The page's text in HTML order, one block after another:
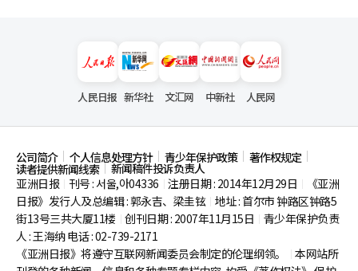
人民日报 新华社 文汇网 中新社 人民网
公司简介 个人信息处理方针 青少年保护政策 著作权规定
读者提供新闻线索
新闻稿件投诉负责人
亚洲日报
刊号 : 서울,아04336 注册日期 : 2014年12月29日
《亚洲
日报》发行人及总编辑 : 郭永吉、梁圭铉 地址 : 首尔市钟路区钟路5
街13号三共大厦11楼 创刊日期 : 2007年11月15日
青少年保护负责
人 : 王海纳 电话 : 02-739-2171
《亚洲日报》将遵守互联网新闻委员会制定的伦理纲领。
本网站所